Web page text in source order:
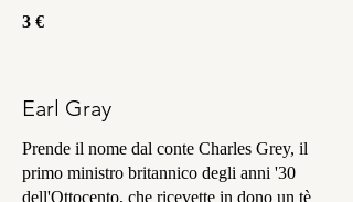
3 €
Earl Gray
Prende il nome dal conte Charles Grey, il
primo ministro britannico degli anni '30
dell'Ottocento, che ricevette in dono un tè